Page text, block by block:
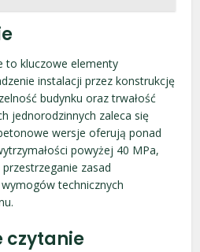
to kluczowe elementy
instalacji przez konstrukcję
budynku oraz trwałość
jednorodzinnych zaleca się
wersje oferują ponad
powyżej 40 MPa,
zasad
technicznych
czytanie